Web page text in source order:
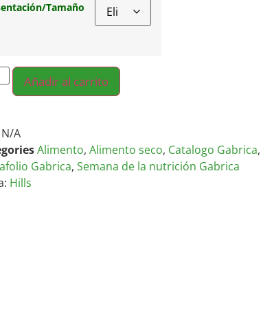
Tamaño
Añadir al carrito
N/A
Alimento, Alimento seco, Catalogo Gabrica,
Gabrica, Semana de la nutrición Gabrica
Hills